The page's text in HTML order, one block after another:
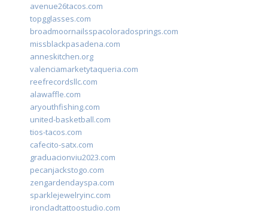
avenue26tacos.com
topgglasses.com
broadmoornailsspacoloradosprings.com
missblackpasadena.com
anneskitchen.org
valenciamarketytaqueria.com
reefrecordsllc.com
alawaffle.com
aryouthfishing.com
united-basketball.com
tios-tacos.com
cafecito-satx.com
graduacionviu2023.com
pecanjackstogo.com
zengardendayspa.com
sparklejewelryinc.com
ironcladtattoostudio.com